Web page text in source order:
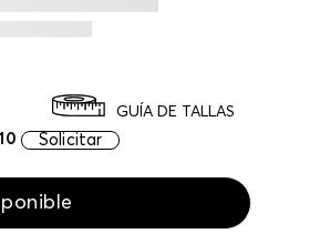
Solicitar
GUÍA DE TALLAS